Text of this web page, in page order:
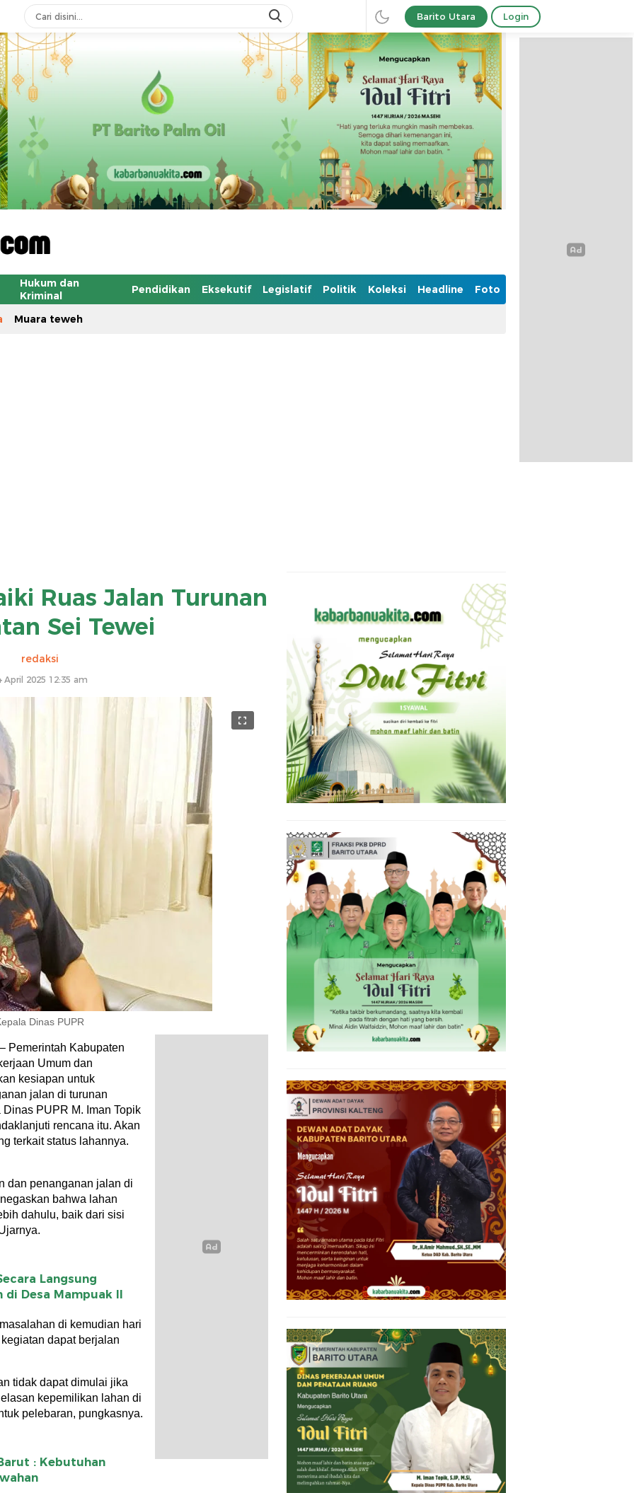
Barito Utara Login
Hukum dan
Kriminal
Pendidikan Eksekutif Legislatif Politik Koleksi Headline Foto
Muara teweh
Ruas Jalan Turunan
Sei Tewei
redaksi
April 2025 12:35 am
Dinas PUPR
Pemerintah Kabupaten
Umum dan
kesiapan untuk
jalan di turunan
PUPR M. Iman Topik
rencana itu. Akan
terkait status lahannya.
dan penanganan jalan di
bahwa lahan
dahulu, baik dari sisi
Langsung
di Desa Mampuak ll
di kemudian hari
dapat berjalan
tidak dapat dimulai jika
kepemilikan lahan di
pelebaran, pungkasnya.
: Kebutuhan